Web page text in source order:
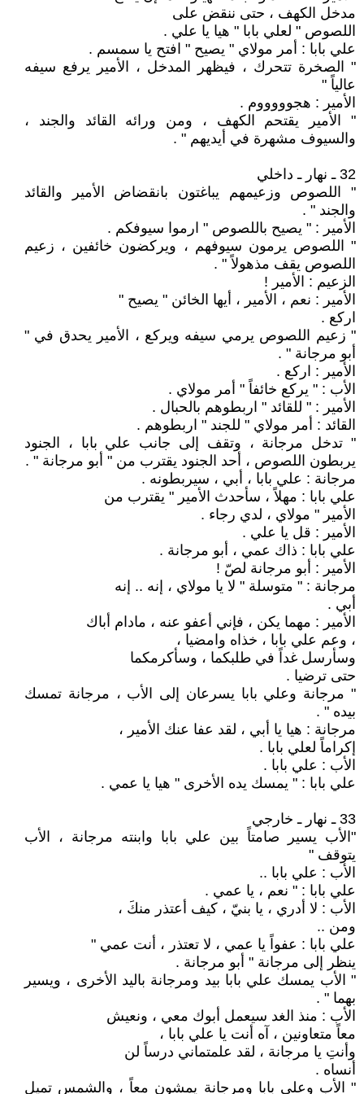
مدخل الكهف ، حتى ننقض على
اللصوص " لعلي بابا " هيا يا علي .
علي بابا : أمر مولاي " يصيح " افتح يا سمسم .
" الصخرة تتحرك ، فيظهر المدخل ، الأمير يرفع سيفه
عالياً "
الأمير : هجوووووم .
" الأمير يقتحم الكهف ، ومن ورائه القائد والجند ،
والسيوف مشهرة في أيديهم " .
32 ـ نهار ـ داخلي
" اللصوص وزعيمهم يباغتون بانقضاض الأمير والقائد
والجند " .
الأمير : " يصيح باللصوص " ارموا سيوفكم .
" اللصوص يرمون سيوفهم ، ويركضون خائفين ، زعيم
اللصوص يقف مذهولاً " .
الزعيم : الأمير !
الأمير : نعم ، الأمير ، أيها الخائن " يصيح "
اركع .
" زعيم اللصوص يرمي سيفه ويركع ، الأمير يحدق في "
أبو مرجانة " .
الأمير : اركع .
الأب : " يركع خائفاً " أمر مولاي .
الأمير : " للقائد " اربطوهم بالحبال .
القائد : أمر مولاي " للجند " اربطوهم .
" تدخل مرجانة ، وتقف إلى جانب علي بابا ، الجنود
يربطون اللصوص ، أحد الجنود يقترب من " أبو مرجانة " .
مرجانة : علي بابا ، أبي ، سيربطونه .
علي بابا : مهلاً ، سأحدث الأمير " يقترب من
الأمير " مولاي ، لدي رجاء .
الأمير : قل يا علي .
علي بابا : ذاك عمي ، أبو مرجانة .
الأمير : أبو مرجانة لصّ !
مرجانة : " متوسلة " لا يا مولاي ، إنه .. إنه
أبي .
الأمير : مهما يكن ، فإني أعفو عنه ، مادام أباك
، وعم علي بابا ، خذاه وامضيا ،
وسأرسل غداً في طلبكما ، وسأكرمكما
حتى ترضيا .
" مرجانة وعلي بابا يسرعان إلى الأب ، مرجانة تمسك
بيده " .
مرجانة : هيا يا أبي ، لقد عفا عنك الأمير ،
إكراماً لعلي بابا .
الأب : علي بابا .
علي بابا : " يمسك يده الأخرى " هيا يا عمي .
33 ـ نهار ـ خارجي
"الأب يسير صامتاً بين علي بابا وابنته مرجانة ، الأب
يتوقف "
الأب : علي بابا ..
علي بابا : " نعم ، يا عمي .
الأب : لا أدري ، يا بنيّ ، كيف أعتذر منكَ ،
ومن ..
علي بابا : عفواً يا عمي ، لا تعتذر ، أنت عمي "
ينظر إلى مرجانة " أبو مرجانة .
" الأب يمسك علي بابا بيد ومرجانة باليد الأخرى ، ويسير
بهما " .
الأب : منذ الغد سيعمل أبوك معي ، ونعيش
معاً متعاونين ، آه أنت يا علي بابا ،
وأنتِ يا مرجانة ، لقد علمتماني درساً لن
أنساه .
" الأب وعلي بابا ومرجانة يمشون معاً ، والشمس تميل